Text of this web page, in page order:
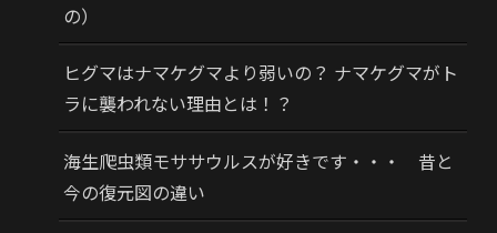
の）
ヒグマはナマケグマより弱いの？ ナマケグマがト
ラに襲われない理由とは！？
海生爬虫類モササウルスが好きです・・・ 昔と
今の復元図の違い